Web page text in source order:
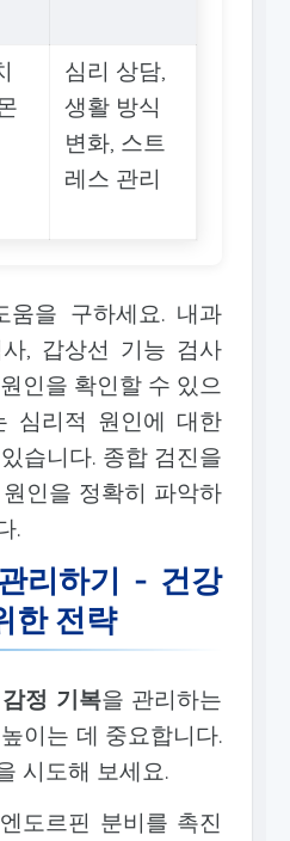
심리 상담,
생활 방식
변화, 스트
레스 관리
움을 구하세요. 내과
, 갑상선 기능 검사
인을 확인할 수 있으
심리적 원인에 대한
습니다. 종합 검진을
인을 정확히 파악하
.
리하기 - 건강
한 전략
감정 기복을 관리하는
이는 데 중요합니다.
시도해 보세요.
도르핀 분비를 촉진